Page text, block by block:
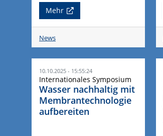
Mehr
News
10.10.2025 - 15:55:24
Internationales Symposium
Wasser nachhaltig mit
Membrantechnologie
aufbereiten